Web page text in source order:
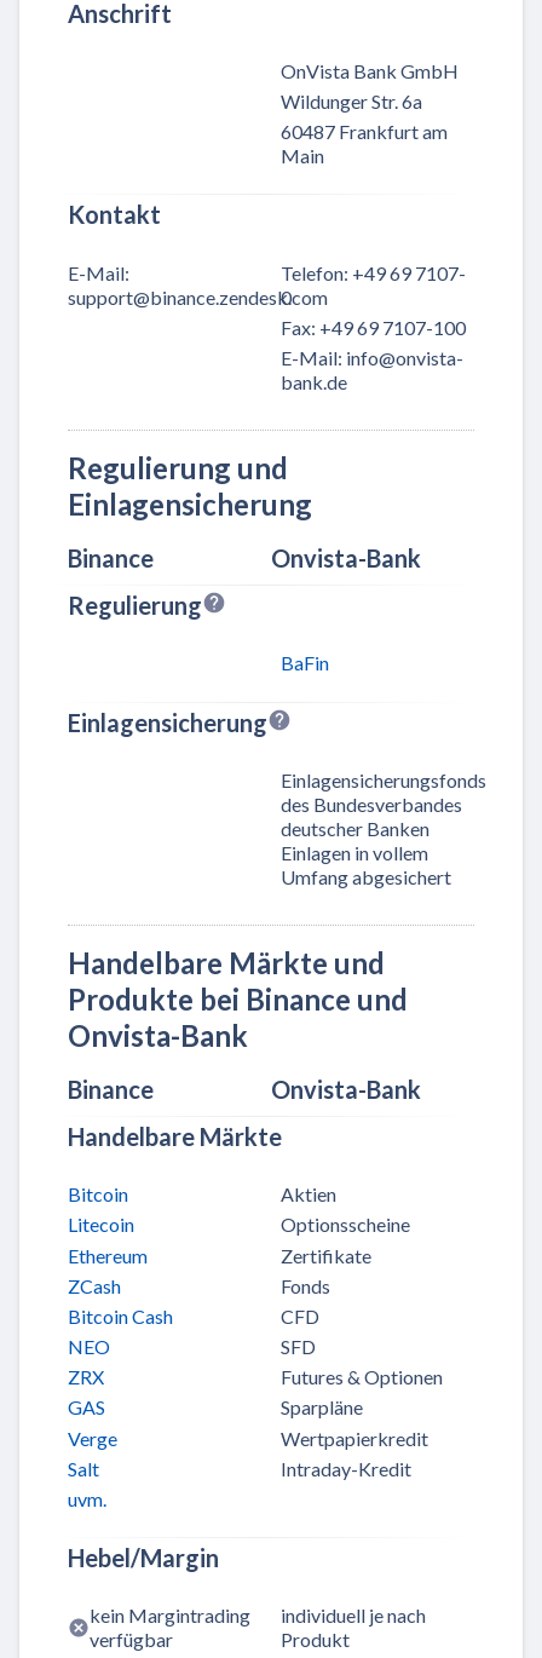
Anschrift
OnVista Bank GmbH
Wildunger Str. 6a
60487 Frankfurt am
Main
Kontakt
E-Mail:
support@binance.zendesk.com
Telefon: +49 69 7107-
0
Fax: +49 69 7107-100
E-Mail: info@onvista-
bank.de
Regulierung und
Einlagensicherung
Binance
Onvista-Bank
Regulierung
BaFin
Einlagensicherung
Einlagensicherungsfonds
des Bundesverbandes
deutscher Banken
Einlagen in vollem
Umfang abgesichert
Handelbare Märkte und
Produkte bei Binance und
Onvista-Bank
Binance
Onvista-Bank
Handelbare Märkte
Bitcoin
Litecoin
Ethereum
ZCash
Bitcoin Cash
NEO
ZRX
GAS
Verge
Salt
uvm.
Aktien
Optionsscheine
Zertifikate
Fonds
CFD
SFD
Futures & Optionen
Sparpläne
Wertpapierkredit
Intraday-Kredit
Hebel/Margin
kein Margintrading
verfügbar
individuell je nach
Produkt